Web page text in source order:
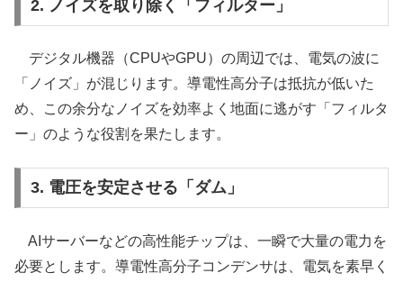
2. ノイズを取り除く「フィルター」
デジタル機器（CPUやGPU）の周辺では、電気の波に
「ノイズ」が混じります。導電性高分子は抵抗が低いた
め、この余分なノイズを効率よく地面に逃がす「フィルタ
ー」のような役割を果たします。
3. 電圧を安定させる「ダム」
AIサーバーなどの高性能チップは、一瞬で大量の電力を
必要とします。導電性高分子コンデンサは、電気を素早く